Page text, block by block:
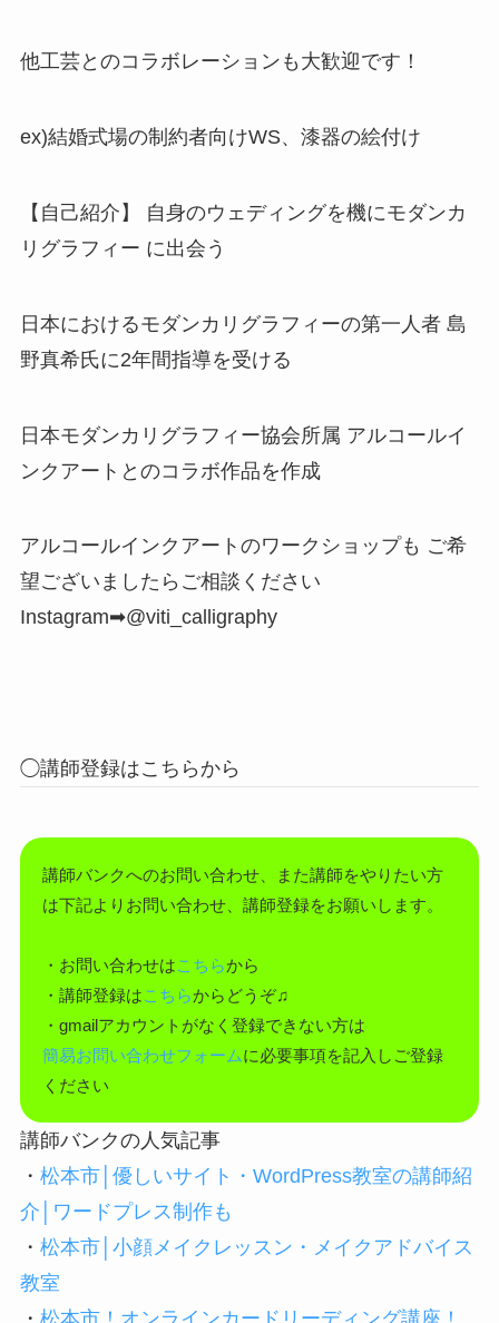
他工芸とのコラボレーションも大歓迎です！
ex)結婚式場の制約者向けWS、漆器の絵付け
【自己紹介】 自身のウェディングを機にモダンカ
リグラフィー に出会う
日本におけるモダンカリグラフィーの第一人者 島
野真希氏に2年間指導を受ける
日本モダンカリグラフィー協会所属 アルコールイ
ンクアートとのコラボ作品を作成
アルコールインクアートのワークショップも ご希
望ございましたらご相談ください
Instagram➡︎@viti_calligraphy
◯講師登録はこちらから
講師バンクへのお問い合わせ、また講師をやりたい方
は下記よりお問い合わせ、講師登録をお願いします。
・お問い合わせはこちらから
・講師登録はこちらからどうぞ♫
・gmailアカウントがなく登録できない方は
簡易お問い合わせフォームに必要事項を記入しご登録
ください
講師バンクの人気記事
・ 松本市│優しいサイト・WordPress教室の講師紹
介│ワードプレス制作も
・ 松本市│小顔メイクレッスン・メイクアドバイス
教室
・ 松本市！オンラインカードリーディング講座！